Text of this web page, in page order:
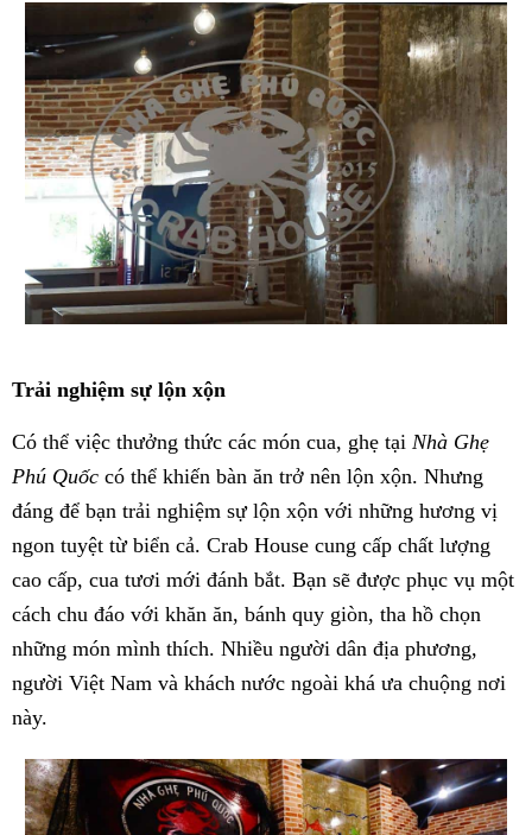
Trải nghiệm sự lộn xộn
Có thể việc thưởng thức các món cua, ghẹ tại Nhà Ghẹ
Phú Quốc có thể khiến bàn ăn trở nên lộn xộn. Nhưng
đáng để bạn trải nghiệm sự lộn xộn với những hương vị
ngon tuyệt từ biển cả. Crab House cung cấp chất lượng
cao cấp, cua tươi mới đánh bắt. Bạn sẽ được phục vụ một
cách chu đáo với khăn ăn, bánh quy giòn, tha hồ chọn
những món mình thích. Nhiều người dân địa phương,
người Việt Nam và khách nước ngoài khá ưa chuộng nơi
này.